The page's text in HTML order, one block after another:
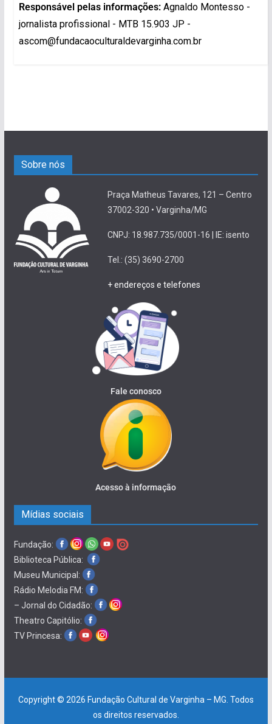
Responsável pelas informações:Agnaldo Montesso -
jornalista profissional - MTB 15.903 JP -
ascom@fundacaoculturaldevarginha.com.br
Sobre nós
Praça Matheus Tavares, 121 – Centro
37002-320 • Varginha/MG
CNPJ: 18.987.735/0001-16 | IE: isento
Tel.: (35) 3690-2700
+ endereços e telefones
Fale conosco
Acesso à informação
Mídias sociais
Fundação:
Biblioteca Pública:
Museu Municipal:
Rádio Melodia FM:
– Jornal do Cidadão:
Theatro Capitólio:
TV Princesa:
Copyright © 2026 Fundação Cultural de Varginha – MG . Todos
os direitos reservados.